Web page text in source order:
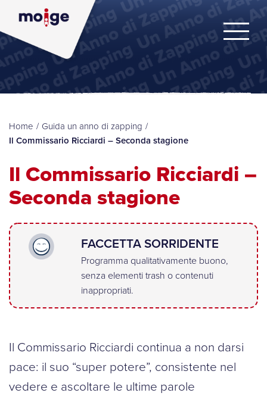
Home / Guida un anno di zapping /
Il Commissario Ricciardi – Seconda stagione
Il Commissario Ricciardi –
Seconda stagione
FACCETTA SORRIDENTE
Programma qualitativamente buono,
senza elementi trash o contenuti
inappropriati.
Il Commissario Ricciardi continua a non darsi
pace: il suo “super potere”, consistente nel
vedere e ascoltare le ultime parole